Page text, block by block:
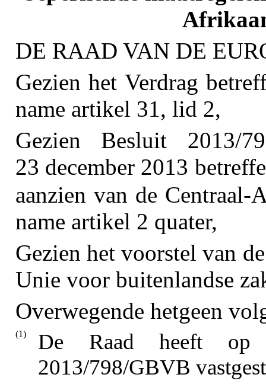
DE RAAD VAN DE
Gezien het Verdrag
name artikel 31, lid 2,
Gezien Besluit 2013/
23 december 2013
aanzien van de
name artikel 2 quater,
Gezien het voorstel van
Unie voor buitenlandse
Overwegende hetgeen
(1)
De Raad heeft op
2013/798/GBVB